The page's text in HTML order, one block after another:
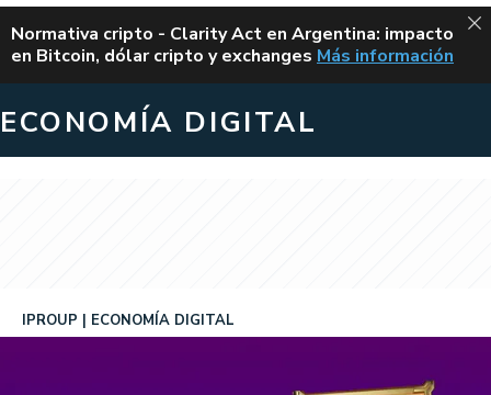
ALERTA
Normativa cripto - Clarity Act en Argentina: impacto
en Bitcoin, dólar cripto y exchanges CLARITY ACT EN
Más información
ECONOMÍA DIGITAL
IPROUP ECONOMÍA DIGITAL